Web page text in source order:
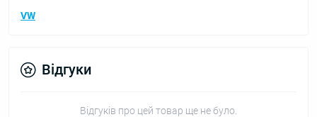
VW
Відгуки
Відгуків про цей товар ще не було.